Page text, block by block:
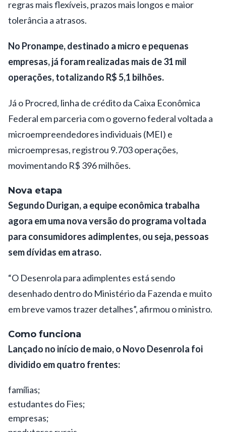
regras mais flexíveis, prazos mais longos e maior
tolerância a atrasos.
No Pronampe, destinado a micro e pequenas
empresas, já foram realizadas mais de 31 mil
operações, totalizando R$ 5,1 bilhões.
Já o Procred, linha de crédito da Caixa Econômica
Federal em parceria com o governo federal voltada a
microempreendedores individuais (MEI) e
microempresas, registrou 9.703 operações,
movimentando R$ 396 milhões.
Nova etapa
Segundo Durigan, a equipe econômica trabalha
agora em uma nova versão do programa voltada
para consumidores adimplentes, ou seja, pessoas
sem dívidas em atraso.
“O Desenrola para adimplentes está sendo
desenhado dentro do Ministério da Fazenda e muito
em breve vamos trazer detalhes”, afirmou o ministro.
Como funciona
Lançado no início de maio, o Novo Desenrola foi
dividido em quatro frentes:
famílias;
estudantes do Fies;
empresas;